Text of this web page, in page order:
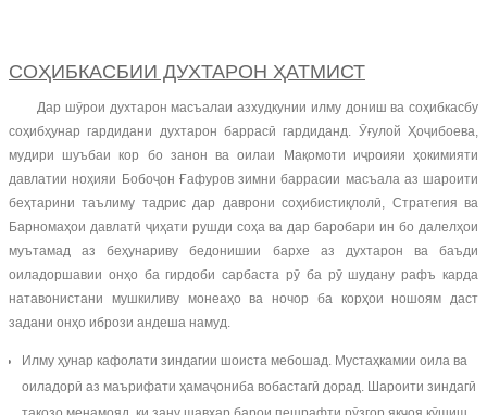
СОҲИБКАСБИИ ДУХТАРОН ҲАТМИСТ
Дар шӯрои духтарон масъалаи азхудкунии илму дониш ва соҳибкасбу
соҳибҳунар гардидани духтарон баррасӣ гардиданд. Ӯғулой Ҳоҷибоева,
мудири шуъбаи кор бо занон ва оилаи Мақомоти иҷроияи ҳокимияти
давлатии ноҳияи Бобоҷон Ғафуров зимни баррасии масъала аз шароити
беҳтарини таълиму тадрис дар даврони соҳибистиқлолӣ, Стратегия ва
Барномаҳои давлатӣ ҷиҳати рушди соҳа ва дар баробари ин бо далелҳои
муътамад аз беҳунариву бедонишии бархе аз духтарон ва баъди
оиладоршавии онҳо ба гирдоби сарбаста рӯ ба рӯ шудану рафъ карда
натавонистани мушкиливу монеаҳо ва ночор ба корҳои ношоям даст
задани онҳо ибрози андеша намуд.
Илму ҳунар кафолати зиндагии шоиста мебошад. Мустаҳкамии оила ва
оиладорӣ аз маърифати ҳамаҷониба вобастагӣ дорад. Шароити зиндагӣ